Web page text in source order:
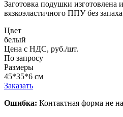
Заготовка подушки изготовлена
вязкоэластичного ППУ без
Цвет
белый
Цена с НДС, руб./шт.
По запросу
Размеры
45*35*6 см
Заказать
Ошибка: Контактная форма не